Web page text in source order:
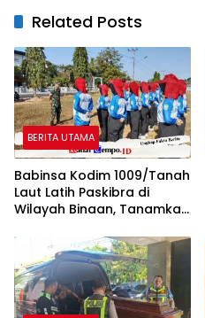
Related Posts
BERITA UTAMA
Babinsa Kodim 1009/Tanah
Laut Latih Paskibra di
Wilayah Binaan, Tanamkan
Nasionalisme